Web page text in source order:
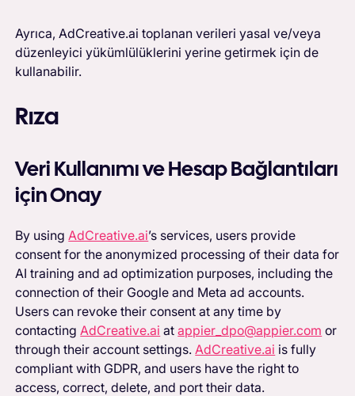
Ayrıca, AdCreative.ai toplanan verileri yasal ve/veya
düzenleyici yükümlülüklerini yerine getirmek için de
kullanabilir.
Rıza
Veri Kullanımı ve Hesap Bağlantıları
için Onay
By using AdCreative.ai’s services, users provide
consent for the anonymized processing of their data for
AI training and ad optimization purposes, including the
connection of their Google and Meta ad accounts.
Users can revoke their consent at any time by
contacting AdCreative.ai atappier_dpo@appier.com or
through their account settings. AdCreative.ai is fully
compliant with GDPR, and users have the right to
access, correct, delete, and port their data.